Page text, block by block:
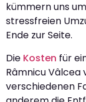
kümmern uns
stressfreien
Ende zur Seite.
Die Kosten für
Râmnicu Vâlcea
verschiedenen